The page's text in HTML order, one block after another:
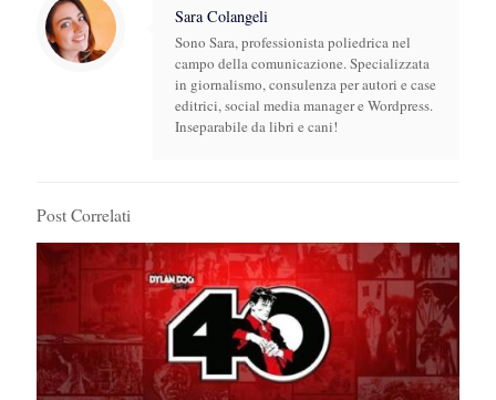
Sara Colangeli
Sono Sara, professionista poliedrica nel
campo della comunicazione. Specializzata
in giornalismo, consulenza per autori e case
editrici, social media manager e Wordpress.
Inseparabile da libri e cani!
Post Correlati